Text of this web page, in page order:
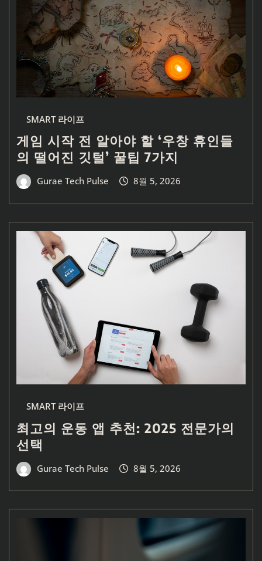
SMART 라이프
게임 시작 전 알아야 할 ‘우창 휴인들
의 떨어진 깃털’ 꿀팁 7가지
Gurae Tech Pulse 8월 5, 2026
SMART 라이프
최고의 운동 앱 추천: 2025 전문가의
선택
Gurae Tech Pulse 8월 5, 2026